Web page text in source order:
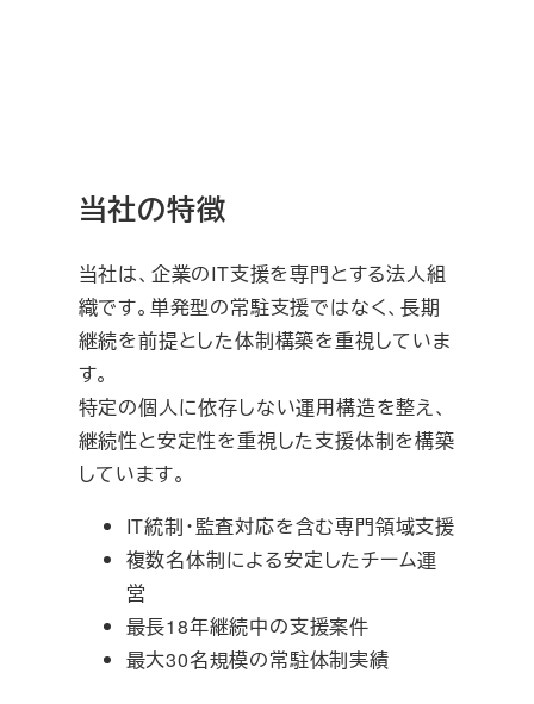
当社の特徴
当社は、企業のIT支援を専門とする法人組
織です。単発型の常駐支援ではなく、長期
継続を前提とした体制構築を重視していま
す。
特定の個人に依存しない運用構造を整え、
継続性と安定性を重視した支援体制を構築
しています。
IT統制・監査対応を含む専門領域支援
複数名体制による安定したチーム運
営
最長18年継続中の支援案件
最大30名規模の常駐体制実績